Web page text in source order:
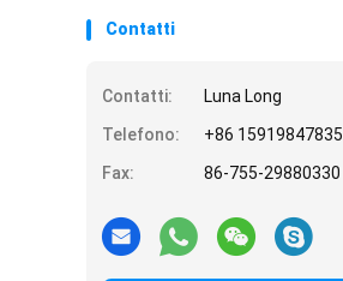
Contatti
Contatti:
Luna Long
Telefono:
+86 15919847835
Fax:
86-755-29880330